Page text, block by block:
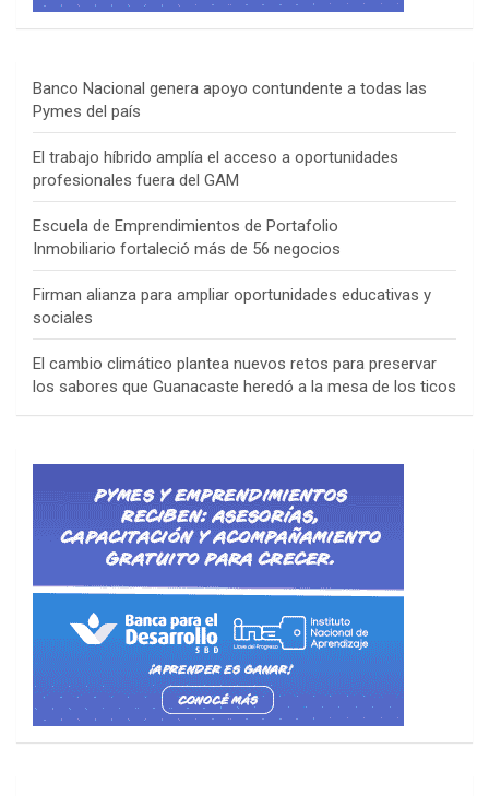
Banco Nacional genera apoyo contundente a todas las
Pymes del país
El trabajo híbrido amplía el acceso a oportunidades
profesionales fuera del GAM
Escuela de Emprendimientos de Portafolio
Inmobiliario fortaleció más de 56 negocios
Firman alianza para ampliar oportunidades educativas y
sociales
El cambio climático plantea nuevos retos para preservar
los sabores que Guanacaste heredó a la mesa de los ticos